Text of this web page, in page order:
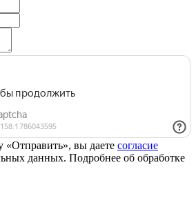
вы даете согласие
данных. Подробнее об обработке